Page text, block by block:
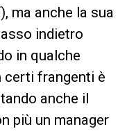
ma anche la sua
indietro
in qualche
certi frangenti è
anche il
più un manager